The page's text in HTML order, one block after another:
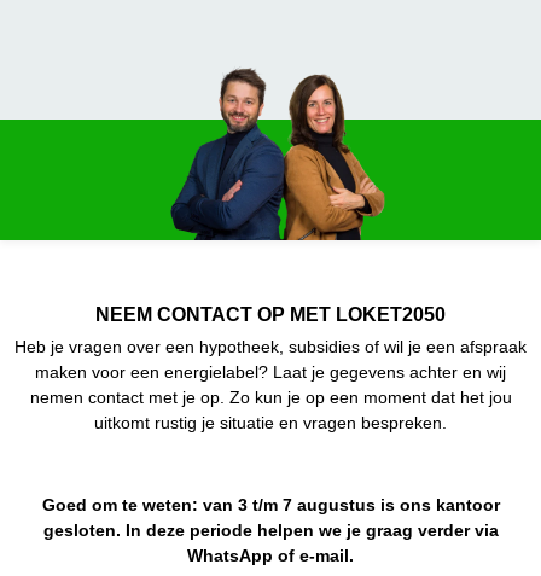
NEEM CONTACT OP MET LOKET2050
Heb je vragen over een hypotheek, subsidies of wil je een afspraak
maken voor een energielabel? Laat je gegevens achter en wij
nemen contact met je op. Zo kun je op een moment dat het jou
uitkomt rustig je situatie en vragen bespreken.
Goed om te weten: van 3 t/m 7 augustusis ons kantoor
gesloten. In deze periode helpen we je graag verder via
WhatsApp of e-mail.